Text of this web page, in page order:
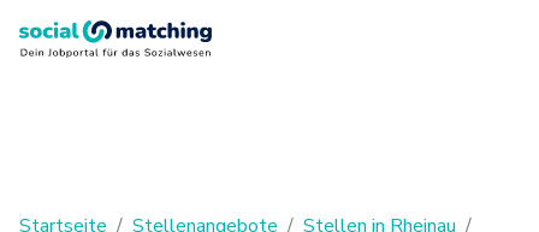
Startseite / Stellenangebote / Stellen in Rheinau /